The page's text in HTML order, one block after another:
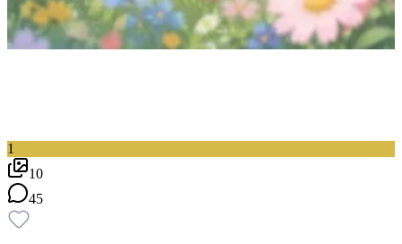
1
10
45